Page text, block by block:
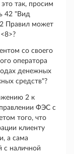
так, просим
42 "Вид
Правил может
со своего
оператора
денежных
средств"?
2 к
ФЭС с
того, что
клиенту
а сама
с наличной